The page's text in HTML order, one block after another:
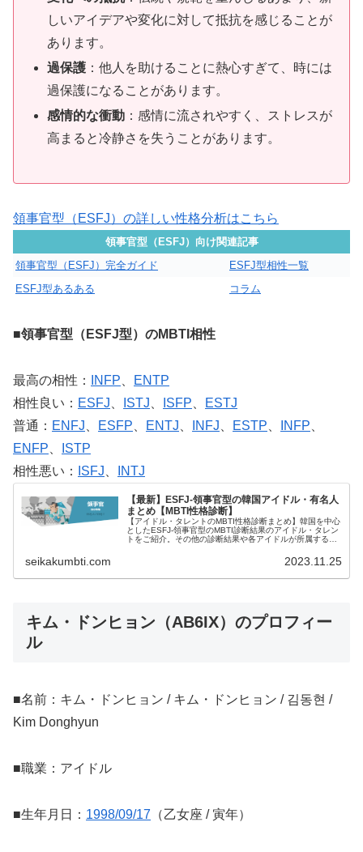
しいアイデアや変化に対して抵抗を感じることが
あります。
過保護 ：他人を助けることに熱心すぎて、時には
過保護になることがあります。
感情的な衝動 ：感情に流されやすく、ストレスが
高まると冷静さを失うことがあります。
領事官型（ESFJ）の詳しい性格分析はこちら
領事官型（ESFJ）向け関連記事
領事官型（ESFJ）完全ガイド
ESFJ型相性一覧
ESFJ型あるある
コラム
■領事官型（ESFJ型）のMBTI相性
最高の相性： INFP
ENTP
相性良い： ESFJ ISTJ ISFP
ESTJ
普通： ENFJ ESFP ENTJ INFJ ESTP INFP
ENFP
ISTP
相性悪い：
ISFJ INTJ
【最新】ESFJ-領事官型の韓国アイドル・有名人
まとめ【MBTI性格診断】
【アイドル・タレントのMBTI性格診断まとめ】韓国を中心
としたESFJ-領事官型のMBTI診断結果のアイドル・タレン
トをご紹介。その他の診断結果や各アイドルが所属するグ
seikakumbti.com 2023.11.25
キム・ドンヒョン（AB6IX）のプロフィー
ル
■名前：キム・ドンヒョン / キム・ドンヒョン / 김동현 /
Kim Donghyun
■職業：アイドル
■生年月日： 1998/09/17 （乙女座 / 寅年）